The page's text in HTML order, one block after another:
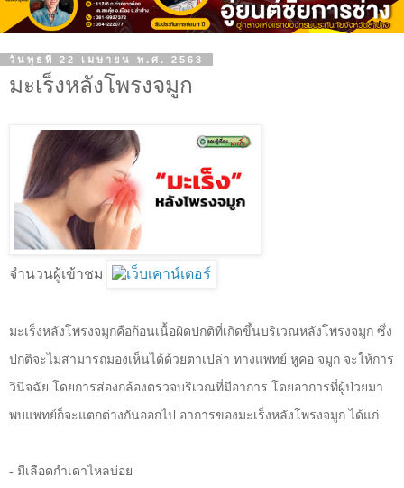
วันพุธที่ 22 เมษายน พ.ศ. 2563
มะเร็งหลังโพรงจมูก
จำนวนผู้เข้าชม
มะเร็งหลังโพรงจมูกคือก้อนเนื้อผิดปกติที่เกิดขึ้นบริเวณหลังโพรงจมูก ซึ่ง
ปกติจะไม่สามารถมองเห็นได้ด้วยตาเปล่า ทางแพทย์ หูคอ จมูก จะให้การ
วินิจฉัย โดยการส่องกล้องตรวจบริเวณที่มีอาการ โดยอาการที่ผู้ป่วยมา
พบแพทย์ก็จะแตกต่างกันออกไป อาการของมะเร็งหลังโพรงจมูก ได้แก่
- มีเลือดกำเดาไหลบ่อย